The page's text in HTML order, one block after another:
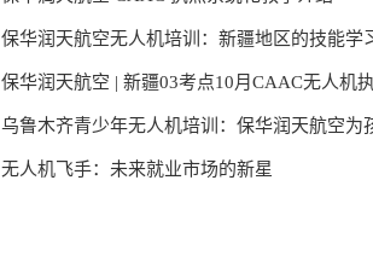
保华润天航空无人机培训：新疆地区的技能学
无人机飞手：未来就业市场的新星